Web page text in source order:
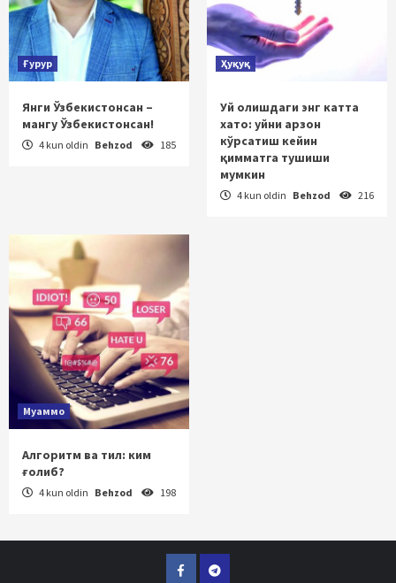
Ғурур
Янги Ўзбекистонсан –
мангу Ўзбекистонсан!
4 kun oldin Behzod 185
Ҳуқуқ
Уй олишдаги энг катта
хато: уйни арзон
кўрсатиш кейин
қимматга тушиши
мумкин
4 kun oldin Behzod 216
Муаммо
Алгоритм ва тил: ким
ғолиб?
4 kun oldin Behzod 198
FacebookTelegram